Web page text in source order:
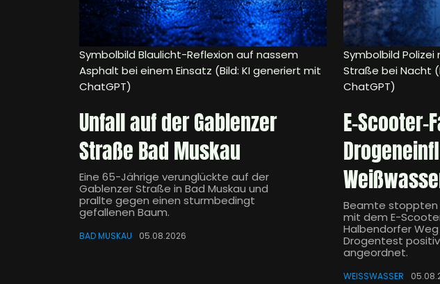
Symbolbild Blaulicht-Reflexion auf nassem
Asphalt bei einem Einsatz (Bild: KI generiert mit
ChatGPT)
Unfall auf der Gablenzer
Straße Bad Muskau
Eine 65-Jährige verunglückte auf der
Gablenzer Straße in Bad Muskau und
prallte gegen einen sturmbedingt
gefallenen Baum.
BAD MUSKAU 05.08.2026
Symbolbild
Straße bei Nacht
ChatGPT)
E-Scooter-
Beamte stoppten
mit dem E-
Halbendorfer
Drogentest
angeordnet.
WEISSWASSER